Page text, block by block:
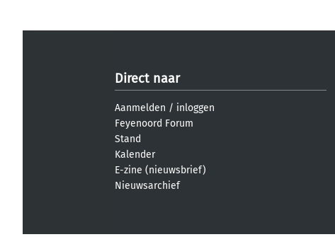
Direct naar
Aanmelden / inloggen
Feyenoord Forum
Stand
Kalender
E-zine (nieuwsbrief)
Nieuwsarchief